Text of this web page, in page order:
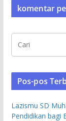
komentar
Pos-pos
Lazismu SD
Pendidikan bagi